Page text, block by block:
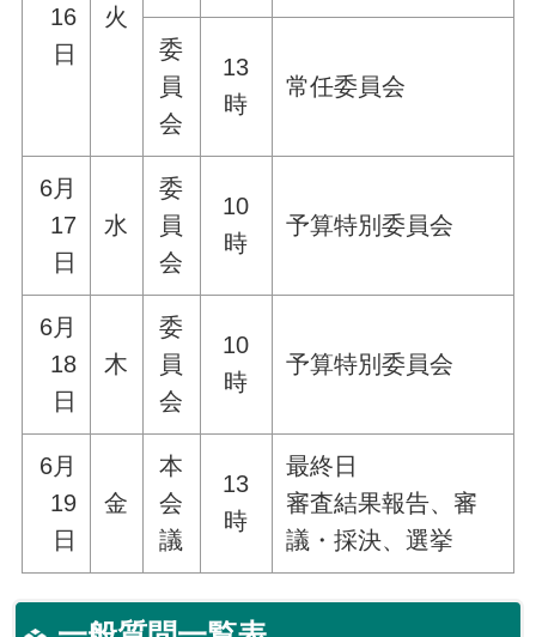
16
日
火
委
員
会
13
時
常任委員会
6月
17
日
水
委
員
会
10
時
予算特別委員会
6月
18
日
木
委
員
会
10
時
予算特別委員会
6月
19
日
金
本
会
議
13
時
最終日
審査結果報告、審
議・採決、選挙